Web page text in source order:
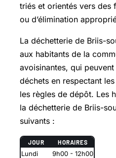
triés et orientés vers des
ou d’élimination
La déchetterie de Briis-
aux habitants de la
avoisinantes, qui
déchets en respectant
les règles de dépôt. Les
la déchetterie de Briis-
suivants :
JOUR HORAIRES
Lundi
9h00 - 12h00